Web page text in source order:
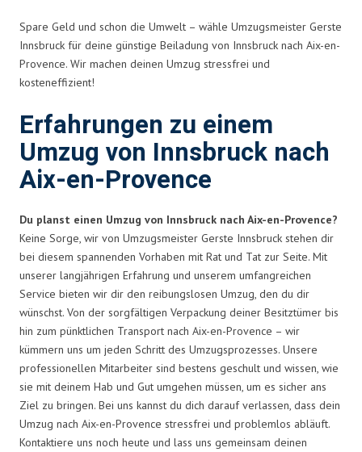
Spare Geld und schon die Umwelt – wähle Umzugsmeister Gerste
Innsbruck für deine günstige Beiladung von Innsbruck nach Aix-en-
Provence. Wir machen deinen Umzug stressfrei und
kosteneffizient!
Erfahrungen zu einem
Umzug von Innsbruck nach
Aix-en-Provence
Du planst einen Umzug von Innsbruck nach Aix-en-Provence?
Keine Sorge, wir von Umzugsmeister Gerste Innsbruck stehen dir
bei diesem spannenden Vorhaben mit Rat und Tat zur Seite. Mit
unserer langjährigen Erfahrung und unserem umfangreichen
Service bieten wir dir den reibungslosen Umzug, den du dir
wünschst. Von der sorgfältigen Verpackung deiner Besitztümer bis
hin zum pünktlichen Transport nach Aix-en-Provence – wir
kümmern uns um jeden Schritt des Umzugsprozesses. Unsere
professionellen Mitarbeiter sind bestens geschult und wissen, wie
sie mit deinem Hab und Gut umgehen müssen, um es sicher ans
Ziel zu bringen. Bei uns kannst du dich darauf verlassen, dass dein
Umzug nach Aix-en-Provence stressfrei und problemlos abläuft.
Kontaktiere uns noch heute und lass uns gemeinsam deinen